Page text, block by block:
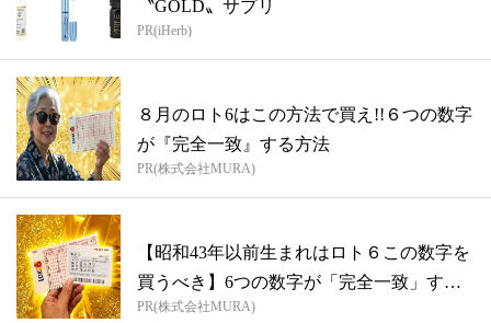
〝GOLD〟サプリ
PR(iHerb)
８月のロト6はこの方法で買え!!６つの数字
が『完全一致』する方法
PR(株式会社MURA)
【昭和43年以前生まれはロト６この数字を
買うべき】6つの数字が「完全一致」する
方...
PR(株式会社MURA)